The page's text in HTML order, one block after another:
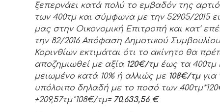
ξεπερνάει κατά πολύ το εμβαδόν της
των 400τμ και σύμφωνα με την 52905/2015
μας στην Οικονομική Επιτροπή και κατ’
την 82/2016 Απόφαση Δημοτικού Συμβουλίου
Κορινθίων εκτιμάται ότι το ακίνητο θα
αποζημιωθεί με αξία120€/τμέως τα 400τμ
μειωμένο κατά 10% ή αλλιώς με 108€/τμγια
υπόλοιπο δηλαδή με το ποσό των 400τμ*120
+209,57τμ*108€/τμ= 70.633,56 €